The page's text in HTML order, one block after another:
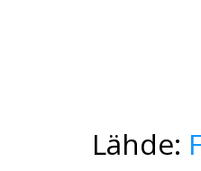
Lähde: